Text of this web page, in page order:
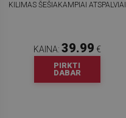
KILIMAS ŠEŠIAKAMPIAI ATSPALVIAI
KAINA: 39.99 €
PIRKTI
DABAR